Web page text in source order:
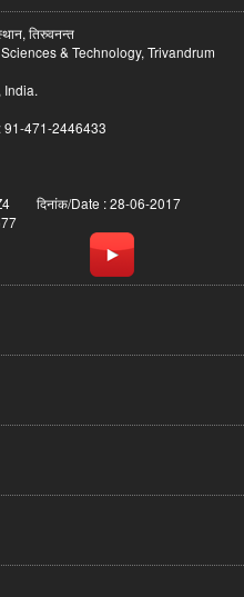
तिरुवनन्त
& Technology, Trivandrum
India.
91-471-2446433
दिनांक/Date : 28-06-2017